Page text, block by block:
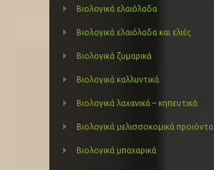
Βιολογικά ελαιόλαδα
Βιολογικά ελαιόλαδα και ελιές
Βιολογικά ζυμαρικά
Βιολογικά καλλυντικά
Βιολογικά λαχανικά – κηπευτικά
Βιολογικά μελισσοκομικά προιόντα
Βιολογικά μπαχαρικά